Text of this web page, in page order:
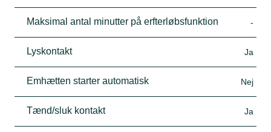
Maksimal antal minutter på erfterløbsfunktion -
Lyskontakt Ja
Emhætten starter automatisk Nej
Tænd/sluk kontakt Ja